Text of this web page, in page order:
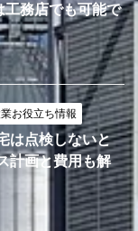
工務店でも可能で
お役立ち情報
は点検しないと
計画と費用も解